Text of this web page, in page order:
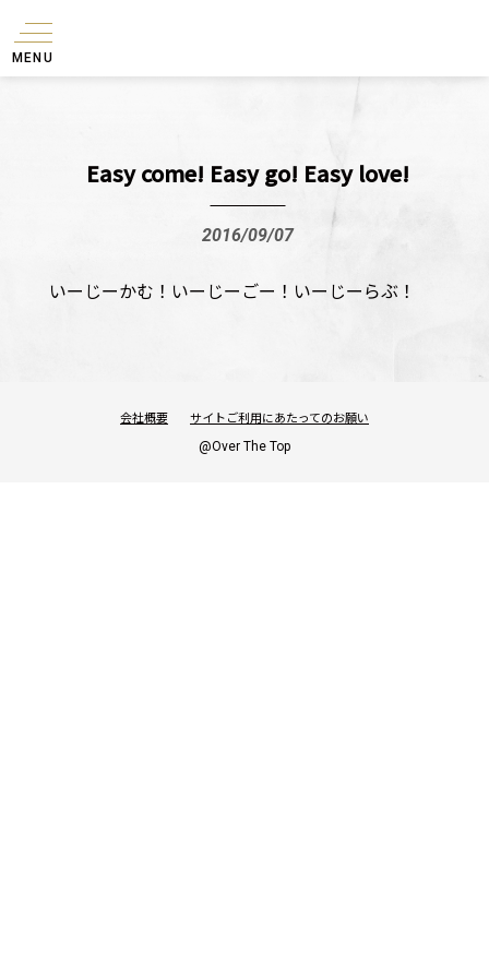
MENU
Easy come! Easy go! Easy love!
2016/09/07
いーじーかむ！いーじーごー！いーじーらぶ！
会社概要 サイトご利用にあたってのお願い
@Over The Top